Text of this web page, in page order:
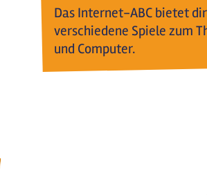
Das Internet-ABC bietet dir
verschiedene Spiele zum
und Computer.